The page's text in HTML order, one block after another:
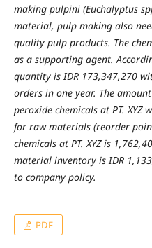
making pulpini (Euchalyptus
material, pulp making also
quality pulp products. The
as a supporting agent.
quantity is IDR 173,347,270
orders in one year. The
peroxide chemicals at PT. XYZ
for raw materials (reorder
chemicals at PT. XYZ is
material inventory is IDR
to company policy.
PDF